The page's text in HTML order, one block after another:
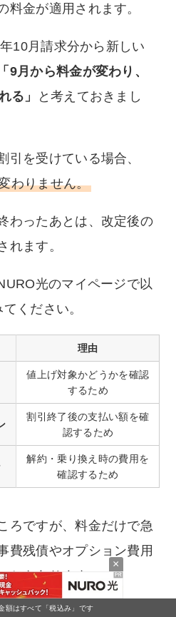
額はすべて「税込み」です
×
料金が適用されます。
10月請求分から新しい
「9月から料金が変わり、
る」
と考えておきまし
引を受けている場合、
わりません。
わったあとは、改定後の
れます。
光のマイページで以
ください。
理由
値上げ対象かどうかを確認
するため
割引終了後の支払い額を確
認するため
解約・乗り換え時の費用を
確認するため
ろですが、料金だけで急
費残債やオプション費用
ともあります。
を確認し、そのうえで